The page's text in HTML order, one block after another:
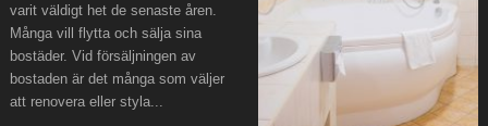
varit väldigt het de senaste åren.
Många vill flytta och sälja sina
bostäder. Vid försäljningen av
bostaden är det många som väljer
att renovera eller styla...